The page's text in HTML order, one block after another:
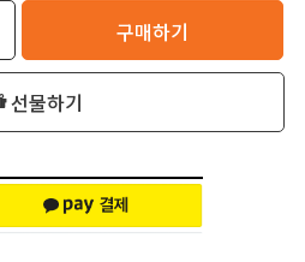
구매하기
선물하기